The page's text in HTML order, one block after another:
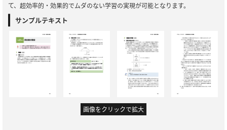
て、超効率的・効果的でムダのない学習の実現が可能となります。
サンプルテキスト
画像をクリックで拡大